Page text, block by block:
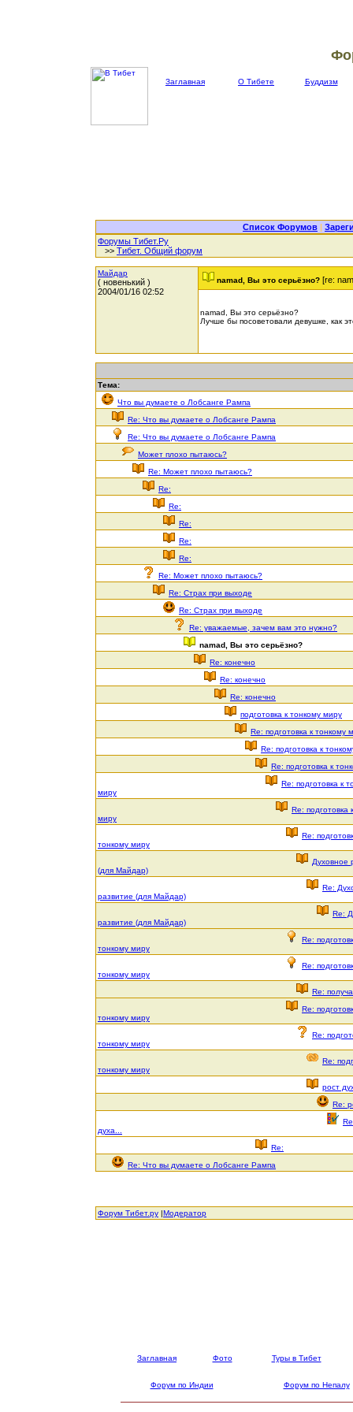
Заглавная О Тибете Буддизм
Список Форумов |
Форумы Тибет.Ру
>> Тибет. Общий форум
Майдар
( новенький )
2004/01/16 02:52
namad, Вы это серьёзно? [re:
namad, Вы это серьёзно?
Лучше бы посоветовали девушке, как
Тема:
Что вы думаете о Лобсанге Рампа
Re: Что вы думаете о Лобсанге Рампа
Re: Что вы думаете о Лобсанге Рампа
Может плохо пытаюсь?
Re: Может плохо пытаюсь?
Re:
Re:
Re:
Re:
Re:
Re: Может плохо пытаюсь?
Re: Страх при выходе
Re: Страх при выходе
Re: уважаемые, зачем вам это нужно?
namad, Вы это серьёзно?
Re: конечно
Re: конечно
Re: конечно
подготовка к тонкому миру
Re: подготовка к тонкому
Re: подготовка к
Re: подготовка к
Re: подготовка к
миру
Re: подготовка
миру
Re:
тонкому миру
Духовное
(для Майдар)
Re:
развитие (для Майдар)
Re:
развитие (для Майдар)
Re:
тонкому миру
Re:
тонкому миру
Re:
Re:
тонкому миру
Re:
тонкому миру
Re:
тонкому миру
рост
Re:
духа...
Re:
Re: Что вы думаете о Лобсанге Рампа
Форум Тибет.ру |Модератор
Заглавная Фото Туры в Тибет
Форум по Индии Форум по Непалу